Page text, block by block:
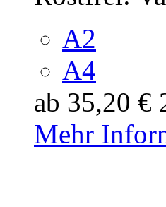
A2
A4
ab 35,20 €
Mehr